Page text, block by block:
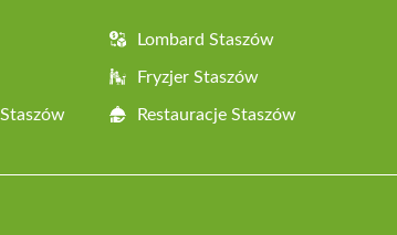
Lombard Staszów
Fryzjer Staszów
Restauracje Staszów